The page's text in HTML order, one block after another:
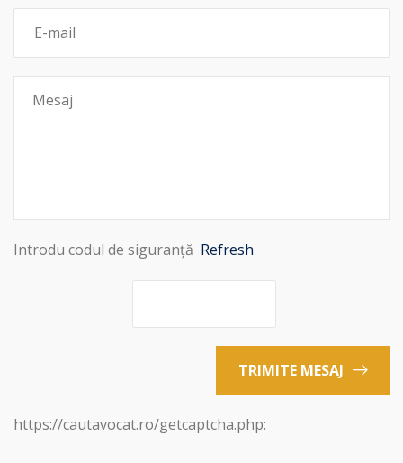
Introdu codul de siguranță Refresh
TRIMITE MESAJ
https://cautavocat.ro/getcaptcha.php: